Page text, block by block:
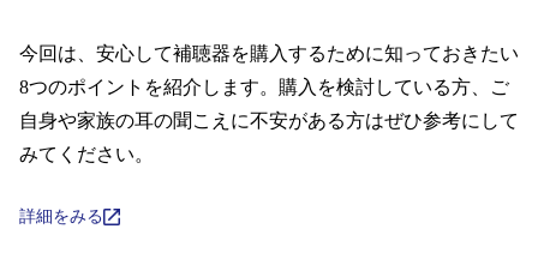
ブランド一覧
コンテンツを探す
スタッフコンテンツ
今回は、安心して補聴器を購入するために知っておきたい
8つのポイントを紹介します。購入を検討している方、ご
自身や家族の耳の聞こえに不安がある方はぜひ参考にして
みてください。
詳細をみる